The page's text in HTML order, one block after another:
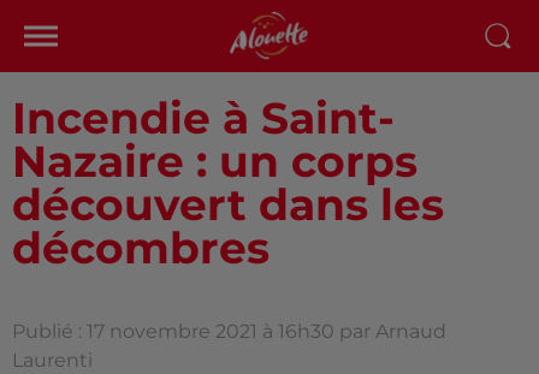
Incendie à Saint-
Nazaire : un corps
découvert dans les
décombres
Publié : 17 novembre 2021 à 16h30 par Arnaud
Laurenti